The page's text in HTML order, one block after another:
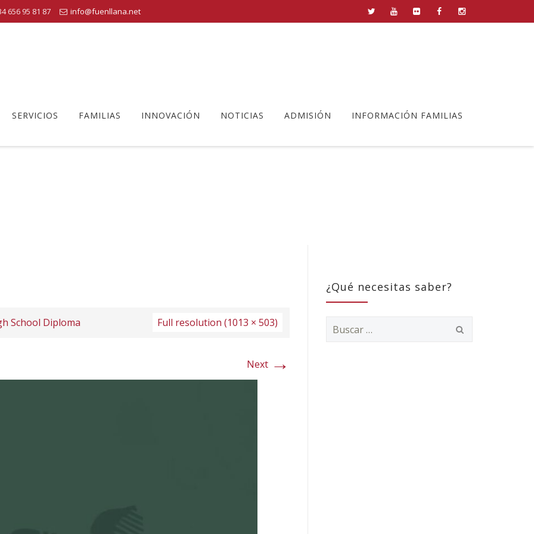
656 95 81 87 info@fuenllana.net
SERVICIOS FAMILIAS INNOVACIÓN NOTICIAS ADMISIÓN INFORMACIÓN FAMILIAS
School Diploma Full resolution (1013 × 503)
Next →
¿Qué necesitas saber?